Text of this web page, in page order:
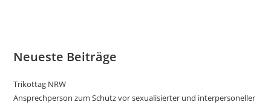
Neueste Beiträge
Trikottag NRW
Ansprechperson zum Schutz vor sexualisierter und interpersoneller